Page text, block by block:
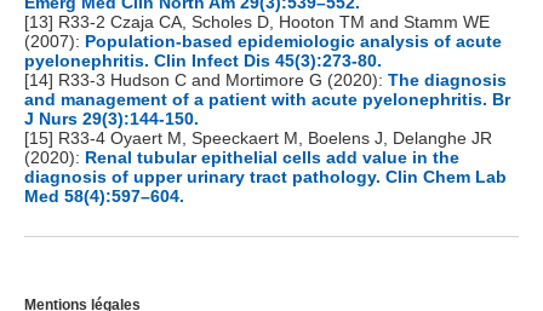
[13] R33-2 Czaja CA, Scholes D, Hooton TM and Stamm WE
(2007): Population-based epidemiologic analysis of acute
pyelonephritis. Clin Infect Dis 45(3):273-80.
[14] R33-3 Hudson C and Mortimore G (2020): The diagnosis
and management of a patient with acute pyelonephritis. Br
J Nurs 29(3):144-150.
[15] R33-4 Oyaert M, Speeckaert M, Boelens J, Delanghe JR
(2020): Renal tubular epithelial cells add value in the
diagnosis of upper urinary tract pathology. Clin Chem Lab
Med 58(4):597–604.
Mentions légales